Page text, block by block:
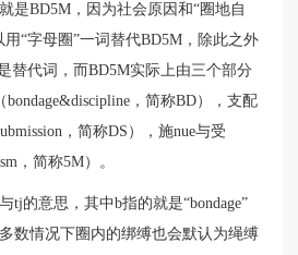
是BD5M，因为社会原因和“圈地自
“字母圈”一词替代BD5M，除此之外
替代词，而BD5M实际上由三个部分
，简称BD），支配
，简称DS），施nue与受
，简称5M）。
tj的意思，其中b指的就是“bondage”
数情况下圈内的绑缚也会默认为绳缚